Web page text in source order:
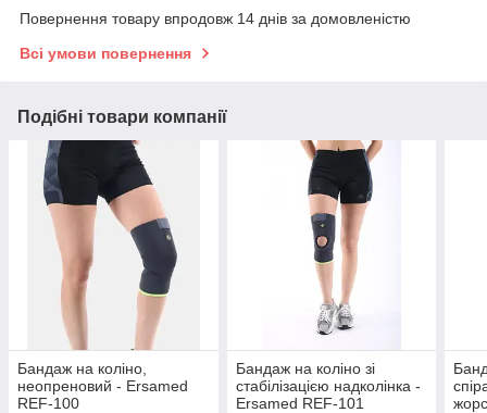
Повернення товару впродовж 14 днів за домовленістю
Всі умови повернення
Подібні товари компанії
Бандаж на коліно,
неопреновий - Ersamed
REF-100
Бандаж на коліно зі
стабілізацією надколінка -
Ersamed REF-101